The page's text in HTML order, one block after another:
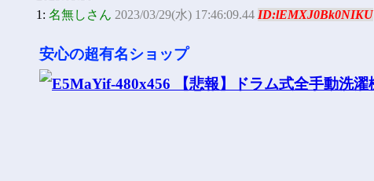
1: 名無しさん 2023/03/29(水) 17:46:09.44 ID:lEMXJ0Bk0NIKU
安心の超有名ショップ